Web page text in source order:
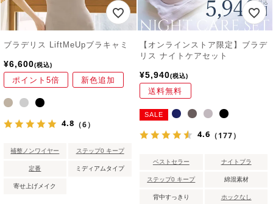
ブラデリス LiftMeUpブラキャミ
¥6,600 税込
ポイント5倍 新色追加
4.8 （6）
補整ノンワイヤー ステップ0 キープ
定番 ミディアムタイプ
寄せ上げメイク
【オンラインストア限定】ブラデ
リス ナイトケアセット
¥5,940 税込
送料無料
SALE
4.6 （177）
ベストセラー ナイトブラ
ステップ0 キープ 綿混素材
背中すっきり ホックなし